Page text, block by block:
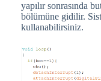
yapılır sonrasında
bölümüne gidilir.
kullanabilirsiniz.